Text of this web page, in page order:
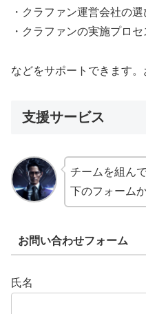
・クラファン運営会社の
・クラファンの実施プロセ
などをサポートできます。
支援サービス
チームを組ん
下のフォーム
お問い合わせフォーム
氏名